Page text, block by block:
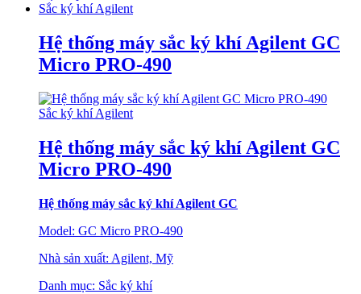
Sắc ký khí Agilent
Hệ thống máy sắc ký khí Agilent GC
Micro PRO-490
Sắc ký khí Agilent
Hệ thống máy sắc ký khí Agilent GC
Micro PRO-490
Hệ thống máy sắc ký khí Agilent GC
Model: GC Micro PRO-490
Nhà sản xuất: Agilent, Mỹ
Danh mục: Sắc ký khí